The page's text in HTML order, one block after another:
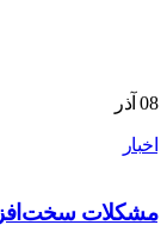
08 آذر
اخبار
مشکلات